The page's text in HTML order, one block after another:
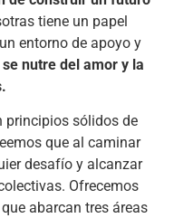
tiene un papel
entorno de apoyo y
nutre del amor y la
principios sólidos de
que al caminar
desafío y alcanzar
Ofrecemos
abarcan tres áreas